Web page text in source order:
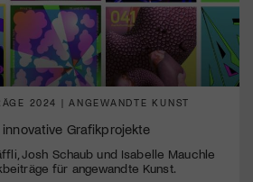
2024 | ANGEWANDTE KUNST
Grafikprojekte
Josh Schaub und Isabelle Mauchle
für angewandte Kunst.